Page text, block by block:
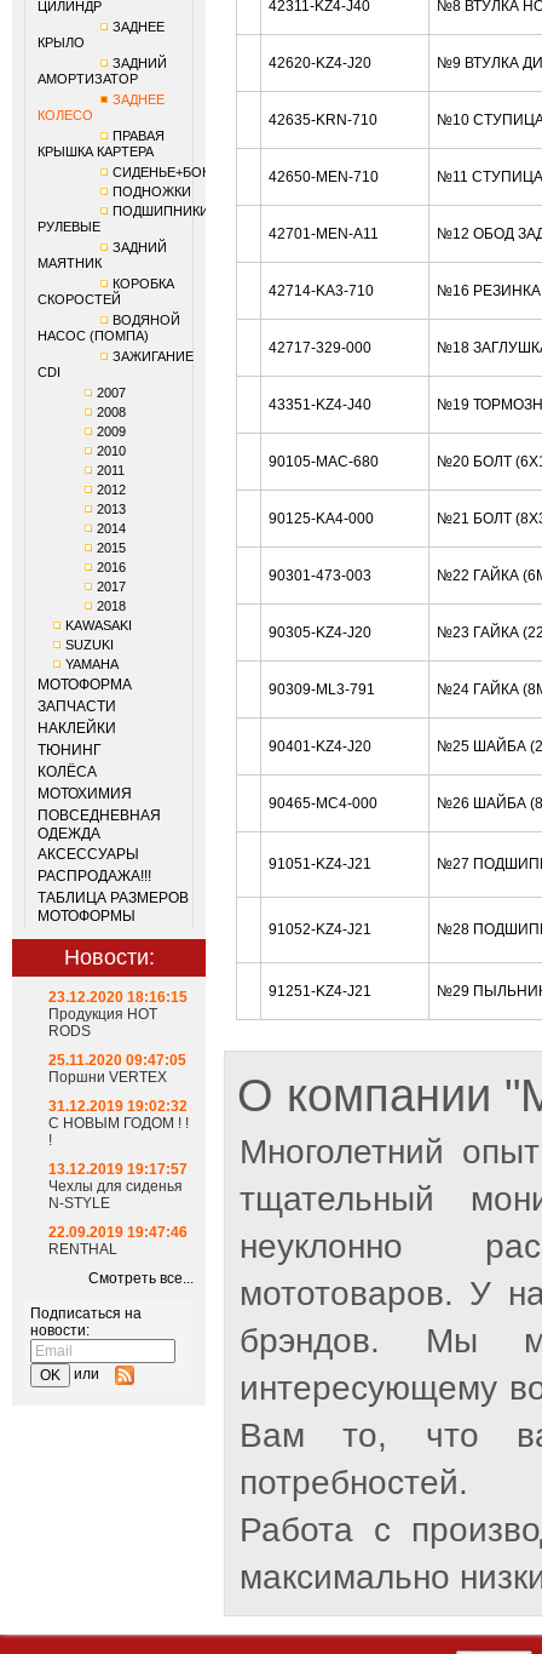
ЦИЛИНДР
ЗАДНЕЕ
КРЫЛО
ЗАДНИЙ
АМОРТИЗАТОР
ЗАДНЕЕ
КОЛЕСО
ПРАВАЯ
КРЫШКА КАРТЕРА
СИДЕНЬЕ+БОКОВИНЫ
ПОДНОЖКИ
ПОДШИПНИКИ
РУЛЕВЫЕ
ЗАДНИЙ
МАЯТНИК
КОРОБКА
СКОРОСТЕЙ
ВОДЯНОЙ
НАСОС (ПОМПА)
ЗАЖИГАНИЕ
CDI
2007
2008
2009
2010
2011
2012
2013
2014
2015
2016
2017
2018
KAWASAKI
SUZUKI
YAMAHA
МОТОФОРМА
ЗАПЧАСТИ
НАКЛЕЙКИ
ТЮНИНГ
КОЛЁСА
МОТОХИМИЯ
ПОВСЕДНЕВНАЯ
ОДЕЖДА
АКСЕССУАРЫ
РАСПРОДАЖА!!!
ТАБЛИЦА РАЗМЕРОВ
МОТОФОРМЫ
Новости:
23.12.2020 18:16:15
Продукция HOT
RODS
25.11.2020 09:47:05
Поршни VERTEX
31.12.2019 19:02:32
С НОВЫМ ГОДОМ ! !
!
13.12.2019 19:17:57
Чехлы для сиденья
N-STYLE
22.09.2019 19:47:46
RENTHAL
Смотреть все...
Подписаться на
новости:
или
42311-KZ4-J40 №8 ВТУЛКА
42620-KZ4-J20 №9 ВТУЛКА
42635-KRN-710 №10 СТУПИЦА
42650-MEN-710 №11 СТУПИЦА
42701-MEN-A11 №12 ОБОД
42714-KA3-710 №16 РЕЗИНКА
42717-329-000 №18
43351-KZ4-J40 №19
90105-MAC-680 №20 БОЛТ
90125-KA4-000 №21 БОЛТ
90301-473-003 №22 ГАЙКА
90305-KZ4-J20 №23 ГАЙКА
90309-ML3-791 №24 ГАЙКА
90401-KZ4-J20 №25 ШАЙБА
90465-MC4-000 №26 ШАЙБА
91051-KZ4-J21 №27
91052-KZ4-J21 №28
91251-KZ4-J21 №29 ПЫЛЬНИК
О компании
Многолетний
тщательный
неуклонно
мототоваров. У
брэндов. Мы
интересующему
Вам то, что
потребностей.
Работа с
максимально